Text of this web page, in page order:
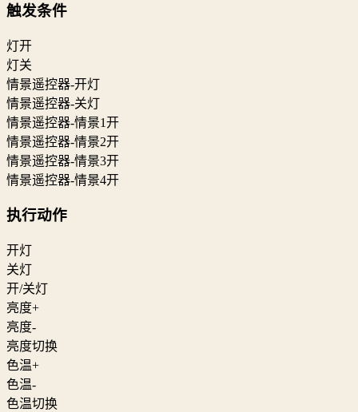
触发条件
灯开
灯关
情景遥控器-开灯
情景遥控器-关灯
情景遥控器-情景1开
情景遥控器-情景2开
情景遥控器-情景3开
情景遥控器-情景4开
执行动作
开灯
关灯
开/关灯
亮度+
亮度-
亮度切换
色温+
色温-
色温切换